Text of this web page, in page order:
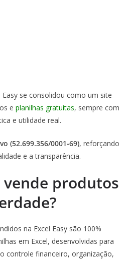
se consolidou como um site
e planilhas gratuitas, sempre com
e utilidade real.
(52.699.356/0001-69), reforçando
e a transparência.
vende produtos
na Excel Easy são 100%
em Excel, desenvolvidas para
controle financeiro, organização,